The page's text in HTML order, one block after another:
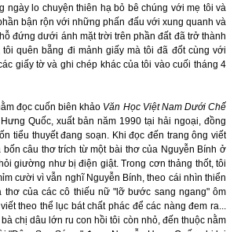
ngày lo chuyện thiên hạ bỏ bê chúng với mẹ tôi và
bận rộn với những phấn đấu với xung quanh và
đứng dưới ánh mặt trời trên phần đất đã trở thành
quên bẵng đi mảnh giấy mà tôi đã đốt cùng với
giấy tờ và ghi chép khác của tôi vào cuối tháng 4
đọc cuốn biên khảo Văn Học Việt Nam Dưới Chế
Quốc, xuất bản năm 1990 tại hải ngoại, đồng
tiểu thuyết đang soạn. Khi đọc đến trang ông viết
câu thơ trích từ một bài thơ của Nguyễn Bính ở
giường như bị điện giật. Trong cơn thảng thốt, tôi
cười vì vẫn nghĩ Nguyễn Bính, theo cái nhìn thiển
thơ của các cô thiếu nữ "lỡ bước sang ngang" ôm
theo thể lục bát chất phác để các nàng đem ra...
chị dâu lớn ru con hồi tôi còn nhỏ, đến thuộc nằm